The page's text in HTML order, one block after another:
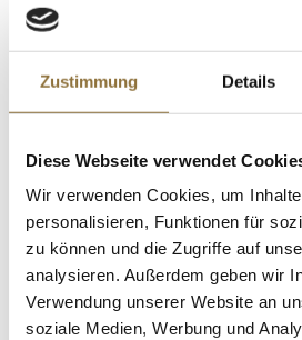
Zustimmung Details
Diese Webseite verwendet
Wir verwenden Cookies, um
personalisieren, Funktionen für
zu können und die Zugriffe auf
analysieren. Außerdem geben wir
Verwendung unserer Website an
soziale Medien, Werbung und
St.
Wiberg
zugesetztes
Art.Nr.:19412